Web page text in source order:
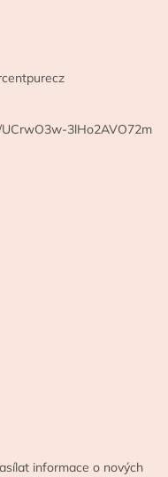
3lHo2AVO72m
informace o nových